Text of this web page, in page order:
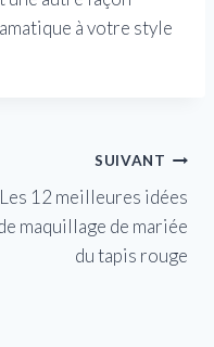
à votre style
SUIVANT
Les 12 meilleures idées
maquillage de mariée
du tapis rouge